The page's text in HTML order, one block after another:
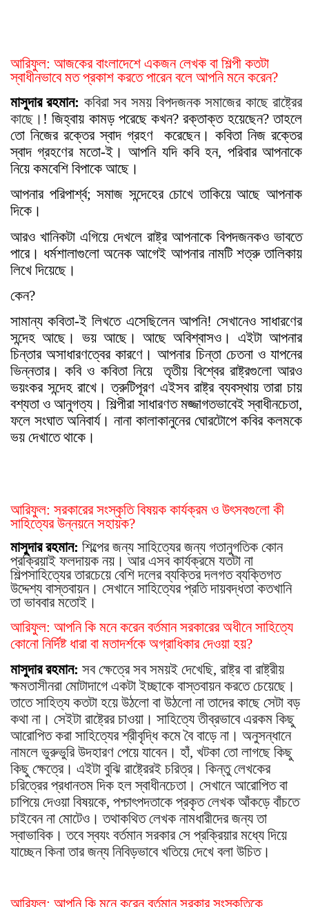
আরিফুল: আজকের বাংলাদেশে একজন লেখক বা শিল্পী কতটা
স্বাধীনভাবে মত প্রকাশ করতে পারেন বলে আপনি মনে করেন?
মাসুদার রহমান: কবিরা সব সময় বিপদজনক সমাজের কাছে রাষ্ট্রের
কাছে। ! জিহ্বায় কামড় পরেছে কখন? রক্তাক্ত হয়েছেন? তাহলে
তো নিজের রক্তের স্বাদ গ্রহণ
করেছেন। কবিতা নিজ রক্তের
স্বাদ গ্রহণের মতো-ই। আপনি যদি কবি হন, পরিবার আপনাকে
নিয়ে কমবেশি বিপাকে আছে।
আপনার পরিপার্শ্ব; সমাজ সন্দেহের চোখে তাকিয়ে আছে আপনাক
দিকে।
আরও খানিকটা এগিয়ে দেখলে রাষ্ট্র আপনাকে বিপদজনকও ভাবতে
পারে। ধর্মশালাগুলো অনেক আগেই আপনার নামটি শত্রু তালিকায়
লিখে দিয়েছে ।
কেন?
সামান্য কবিতা-ই লিখতে এসেছিলেন আপনি! সেখানেও সাধারণের
সন্দেহ আছে। ভয় আছে। আছে অবিশ্বাসও। এইটা আপনার
চিন্তার অসাধারণত্বের কারণে। আপনার চিন্তা চেতনা ও যাপনের
ভিন্নতার। কবি ও কবিতা নিয়ে
তৃতীয় বিশ্বের রাষ্ট্রগুলো আরও
ভয়ংকর সন্দেহ রাখে। ত্রুটিপূরণ এইসব রাষ্ট্র ব্যবস্থায় তারা চায়
বশ্যতা ও আনুগত্য। শিল্পীরা সাধারণত মজ্জাগতভাবেই স্বাধীনচেতা,
ফলে সংঘাত অনিবার্য। নানা কালাকানুনের ঘোরটোপে কবির কলমকে
ভয় দেখাতে থাকে।
আরিফুল: সরকারের সংস্কৃতি বিষয়ক কার্যক্রম ও উৎসবগুলো কী
সাহিত্যের উন্নয়নে সহায়ক?
মাসুদার রহমান: শিল্পের জন্য সাহিত্যের জন্য গতানুগতিক কোন
প্রক্রিয়াই ফলদায়ক নয়। আর এসব কার্যক্রমে যতটা না
শিল্পসাহিত্যের তারচেয়ে বেশি দলের ব্যক্তির দলগত ব্যক্তিগত
উদ্দেশ্য বাস্তবায়ন। সেখানে সাহিত্যের প্রতি দায়বদ্ধতা কতখানি
তা ভাববার মতোই।
আরিফুল: আপনি কি মনে করেন বর্তমান সরকারের অধীনে সাহিত্যে
কোনো নির্দিষ্ট ধারা বা মতাদর্শকে অগ্রাধিকার দেওয়া হয়?
মাসুদার রহমান: সব ক্ষেত্রে সব সময়ই দেখেছি, রাষ্ট্র বা রাষ্ট্রীয়
ক্ষমতাসীনরা মোটাদাগে একটা ইচ্ছাকে বাস্তবায়ন করতে চেয়েছে।
তাতে সাহিত্য কতটা হয়ে উঠলো বা উঠলো না তাদের কাছে সেটা বড়
কথা না। সেইটা রাষ্ট্রের চাওয়া। সাহিত্যে তীব্রভাবে এরকম কিছু
আরোপিত করা সাহিত্যের শ্রীবৃদ্ধি কমে বৈ বাড়ে না। অনুসন্ধানে
নামলে ভুরুভুরি উদহারণ পেয়ে যাবেন। হাঁ, খটকা তো লাগছে কিছু
কিছু ক্ষেত্রে। এইটা বুঝি রাষ্ট্রেরই চরিত্র। কিন্তু লেখকের
চরিত্রের প্রধানতম দিক হল স্বাধীনচেতা। সেখানে আরোপিত বা
চাপিয়ে দেওয়া বিষয়কে, পশ্চাৎপদতাকে প্রকৃত লেখক আঁকড়ে বাঁচতে
চাইবেন না মোটেও। তথাকথিত লেখক নামধারীদের জন্য তা
স্বাভাবিক। তবে স্বযং বর্তমান সরকার সে প্রক্রিয়ার মধ্যে দিয়ে
যাচ্ছেন কিনা তার জন্য নিবিড়ভাবে খতিয়ে দেখে বলা উচিত।
আরিফুল: আপনি কি মনে করেন বর্তমান সরকার সংস্কৃতিকে